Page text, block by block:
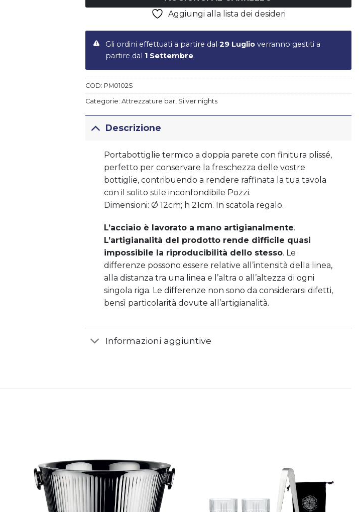
Piatto fondo LIBERTY
€17,50
Aggiungi alla lista dei desideri
Gli ordini effettuati a partire dal29 Luglio verranno gestiti a
partire dal 1 Settembre.
COD: PM0102S
Categorie: Attrezzature bar Silver nights
Descrizione
Portabottiglie termico a doppia parete con finitura plissé,
perfetto per conservare la freschezza delle vostre
bottiglie, contribuendo a rendere raffinata la tua tavola
con il solito stile inconfondibile Pozzi.
Dimensioni: Ø 12cm; h 21cm. In scatola regalo.
L’acciaio è lavorato a mano artigianalmente.
L’artigianalità del prodotto rende difficile quasi
impossibile la riproducibilità dello stesso. Le
differenze possono essere relative all’intensità della linea,
alla distanza tra una linea e l’altra o all’altezza di ogni
singola riga. Le differenze non sono da considerarsi difetti,
bensì particolarità dovute all’artigianalità.
Informazioni aggiuntive
dei
desideri